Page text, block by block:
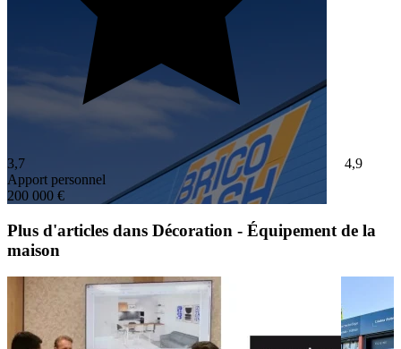
3,7
Apport personnel
200 000 €
4,9
Plus d'articles dans Décoration - Équipement de la
maison